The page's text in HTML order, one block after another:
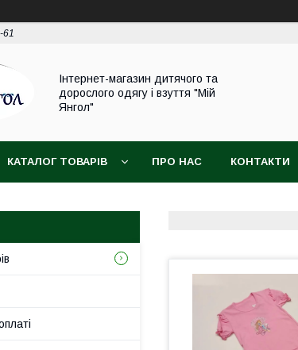
61
Інтернет-магазин дитячого та
дорослого одягу і взуття "Мій
Янгол"
КАТАЛОГ ТОВАРІВ ПРО НАС КОНТАКТИ